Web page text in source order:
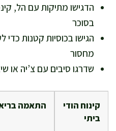
הדגישו מתיקות עם הל,
בסוכר
הגישו בכוסיות קטנות
מחסור
שדרגו סיבים עם צ’יה או
קינוח הודי
ביתי
התאמה